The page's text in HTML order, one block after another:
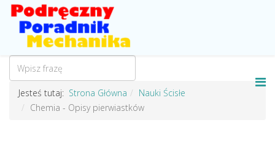
Jesteś tutaj: Strona Główna
Nauki Ścisłe
Chemia - Opisy pierwiastków